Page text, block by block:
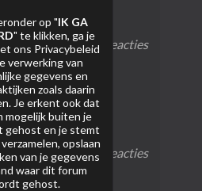
29 weergaven0 reacties
20-09-2024, 19:17
24 weergaven0 reacties
20-09-2024, 19:14
op "IK GA
" te klikken, ga je
ons Privacybeleid
verwerking van
gegevens en
zoals daarin
Je erkent ook dat
mogelijk buiten je
gehost en je stemt
opslaan
van je gegevens
waar dit forum
gehost.